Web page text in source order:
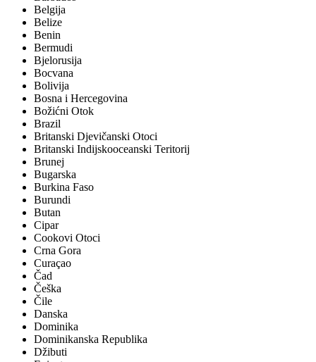
Belgija
Belize
Benin
Bermudi
Bjelorusija
Bocvana
Bolivija
Bosna i Hercegovina
Božićni Otok
Brazil
Britanski Djevičanski Otoci
Britanski Indijskooceanski Teritorij
Brunej
Bugarska
Burkina Faso
Burundi
Butan
Cipar
Cookovi Otoci
Crna Gora
Curaçao
Čad
Češka
Čile
Danska
Dominika
Dominikanska Republika
Džibuti